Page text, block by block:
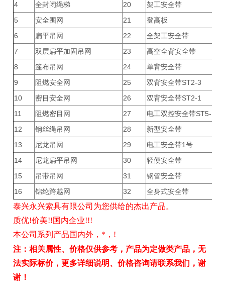
4
全封闭绳梯 20
架工安全带
5
安全围网 21
登高板
6
扁平吊网 22
全架工安全带
7
双层扁平加固吊网 23
高空全背安全带
8
篷布吊网 24
单背安全带
9
阻燃安全网 25
双背安全带ST2-3
10
密目安全网 26
双背安全带ST2-1
11
阻燃密目网 27
电工双控安全带ST5-1
12
钢丝绳吊网 28
新型安全带
13
尼龙吊网 29
电工安全带1号
14
尼龙扁平吊网 30
轻便安全带
15
吊带吊网 31
钢管安全带
16
锦纶跨越网 32 全身式安全带
泰兴永兴索具有限公司为您供给的杰出产品。
质优!价美!!国内企业!!!
本公司系列产品国内外，*，!
注：相关属性、价格仅供参考，产品为定做类产品，无
法实际标价，更多详细说明、价格咨询请联系我们，谢
谢！